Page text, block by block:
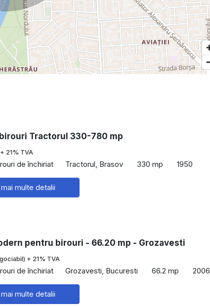
Tractorul 330-780 mp
+ 21% TVA
de închiriat Tractorul, Brasov 330 mp 1950
multe detalii
pentru birouri - 66.20 mp - Grozavesti
+ 21% TVA
de închiriat Grozavesti, Bucuresti 66.2 mp 2006
multe detalii